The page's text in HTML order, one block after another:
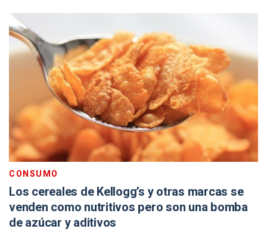
CONSUMO
Los cereales de Kellogg’s y otras marcas se
venden como nutritivos pero son una bomba
de azúcar y aditivos